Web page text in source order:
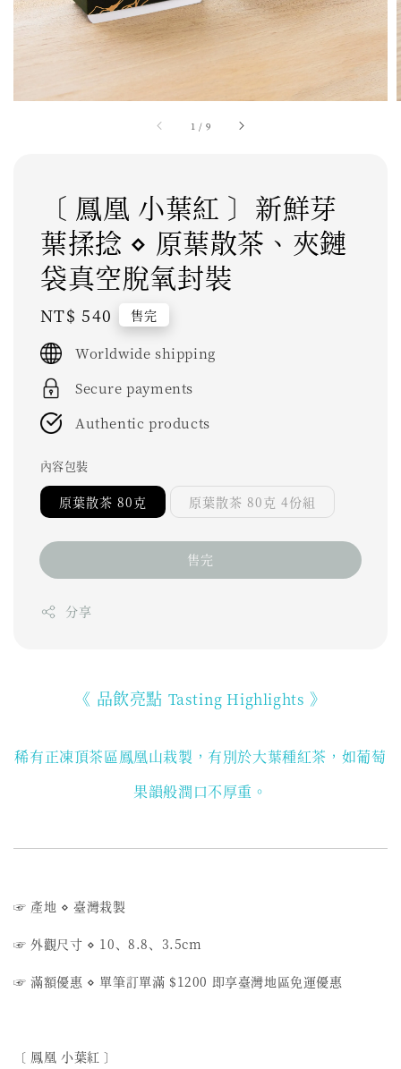
1 / 9
〔 鳳凰 小葉紅 〕新鮮芽
葉揉捻 ⋄ 原葉散茶、夾鏈
袋真空脫氧封裝
Regular
price
NT$ 540 售完
Worldwide shipping
Secure payments
Authentic products
內容包裝
原葉散茶 80克 原葉散茶 80克 4份組
售完
分享
《 品飲亮點 Tasting Highlights 》
稀有正凍頂茶區鳳凰山栽製，有別於大葉種紅茶，如葡萄
果韻般潤口不厚重。
☞ 產地 ⋄ 臺灣栽製
☞ 外觀尺寸 ⋄ 10、8.8、3.5cm
☞ 滿額優惠 ⋄單筆訂單滿 $1200 即享臺灣地區免運優惠
〔 鳳凰 小葉紅 〕